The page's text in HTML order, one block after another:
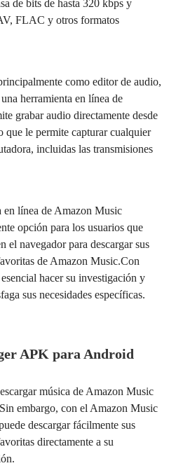
de bits de hasta 320 kbps y
FLAC y otros formatos
como editor de audio,
herramienta en línea de
grabar audio directamente desde
que le permite capturar cualquier
incluidas las transmisiones
en línea de Amazon Music
opción para los usuarios que
el navegador para descargar sus
de Amazon Music.Con
hacer su investigación y
sus necesidades específicas.
APK para Android
música de Amazon Music
embargo, con el Amazon Music
descargar fácilmente sus
directamente a su